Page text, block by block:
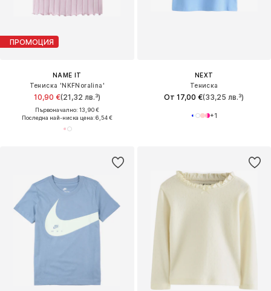
ПРОМОЦИЯ
NAME IT
Тениска 'NKFNoralina'
10,90 €(21,32 лв.³)
Първоначално: 13,90 €
Последна най-ниска цена:6,54 €
NEXT
Тениска
От 17,00 €(33,25 лв.³)
+1